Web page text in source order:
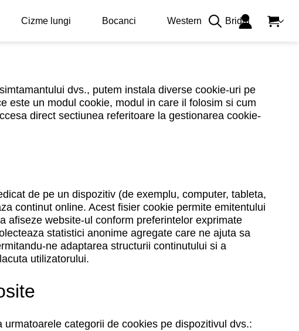
Cizme lungi Bocanci Western Bridal
dvs., putem instala diverse cookie-uri pe
este un modul cookie, modul in care il folosim si cum
direct sectiunea referitoare la gestionarea cookie-
de pe un dispozitiv (de exemplu, computer, tableta,
continut online. Acest fisier cookie permite emitentului
afiseze website-ul conform preferintelor exprimate
statistici anonime agregate care ne ajuta sa
ne adaptarea structurii continutului si a
utilizatorului.
categorii de cookies pe dispozitivul dvs.: